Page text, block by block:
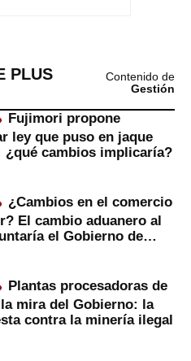
PLUS
Contenido de
Gestión
Fujimori propone
ley que puso en jaque
¿qué cambios implicaría?
¿Cambios en el comercio
El cambio aduanero al
el Gobierno de
Plantas procesadoras de
mira del Gobierno: la
contra la minería ilegal